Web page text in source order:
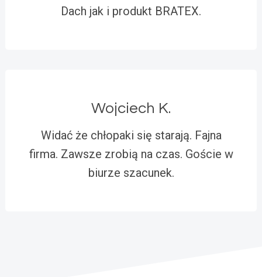
Dach jak i produkt BRATEX.
Wojciech K.
Widać że chłopaki się starają. Fajna
firma. Zawsze zrobią na czas. Goście w
biurze szacunek.